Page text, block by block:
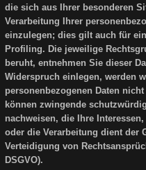
die sich aus Ihrer besonderen
Verarbeitung Ihrer
einzulegen; dies gilt auch für
Profiling. Die jeweilige
beruht, entnehmen Sie dieser
Widerspruch einlegen, werden
personenbezogenen Daten
können zwingende
nachweisen, die Ihre
oder die Verarbeitung dient der
Verteidigung von
DSGVO).